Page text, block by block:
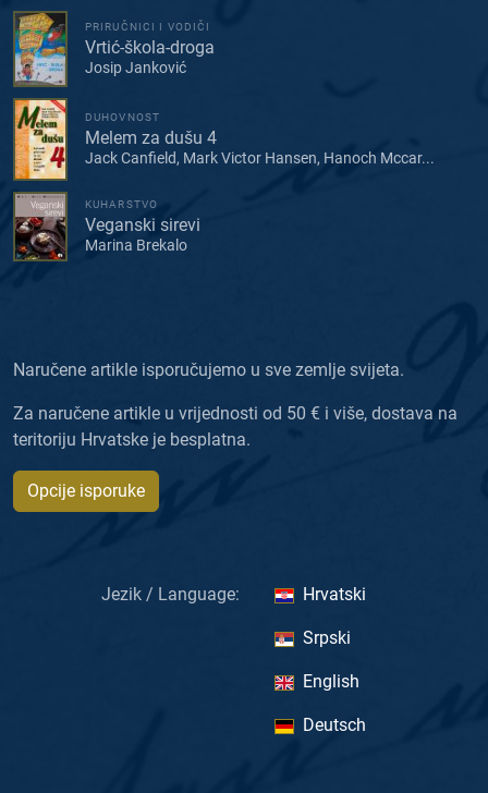
PRIRUČNICI I VODIČI
Vrtić-škola-droga
Josip Janković
DUHOVNOST
Melem za dušu 4
Jack Canfield, Mark Victor Hansen, Hanoch Mccar...
KUHARSTVO
Veganski sirevi
Marina Brekalo
Naručene artikle isporučujemo u sve zemlje svijeta.
Za naručene artikle u vrijednosti od 50 € i više, dostava na
teritoriju Hrvatske je besplatna.
Opcije isporuke
Jezik / Language: Hrvatski
Srpski
English
Deutsch